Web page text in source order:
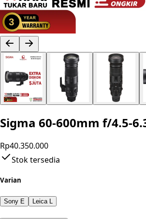
Sigma 60-600mm f/4.5-
Rp40.350.000
Stok tersedia
Varian
Sony E Leica L